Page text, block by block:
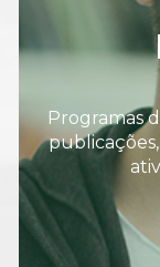
Programas